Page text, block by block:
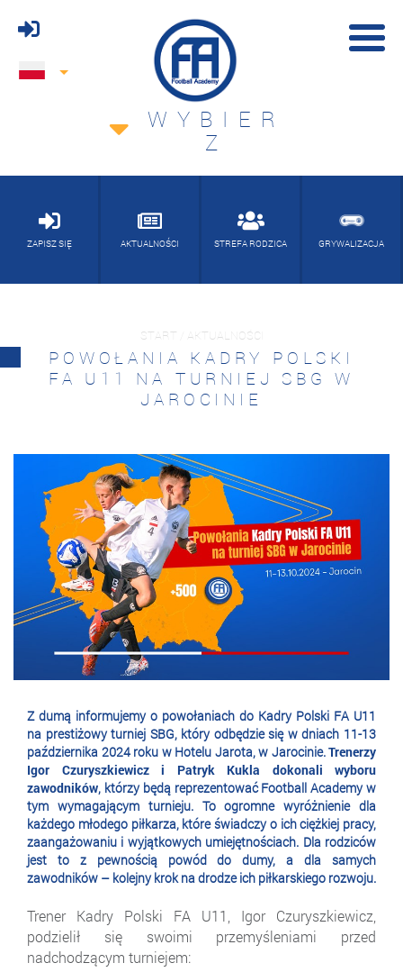
WYBIER
Z
ZAPISZ SIĘ AKTUALNOŚCI STREFA RODZICA GRYWALIZACJA
START / AKTUALNOŚCI
POWOŁANIA KADRY POLSKI
FA U11 NA TURNIEJ SBG W
JAROCINIE
Z dumą informujemy o powołaniach do Kadry Polski FA U11
na prestiżowy turniej SBG, który odbędzie się w dniach 11-13
października 2024 roku w Hotelu Jarota, w Jarocinie.Trenerzy
Igor Czuryszkiewicz i Patryk Kukla dokonali wyboru
zawodników, którzy będą reprezentować Football Academy w
tym wymagającym turnieju. To ogromne wyróżnienie dla
każdego młodego piłkarza, które świadczy o ich ciężkiej pracy,
zaangażowaniu i wyjątkowych umiejętnościach. Dla rodziców
jest to z pewnością powód do dumy, a dla samych
zawodników – kolejny krok na drodze ich piłkarskiego rozwoju.
Trener Kadry Polski FA U11, Igor Czuryszkiewicz,
podzielił się swoimi przemyśleniami przed
nadchodzącym turniejem: